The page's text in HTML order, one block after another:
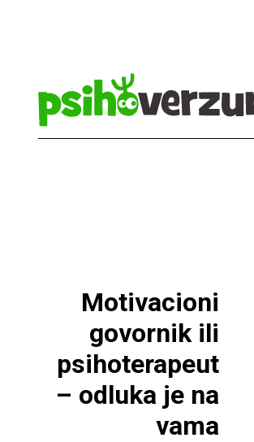
Motivacioni
govornik ili
psihoterapeut
– odluka je na
vama